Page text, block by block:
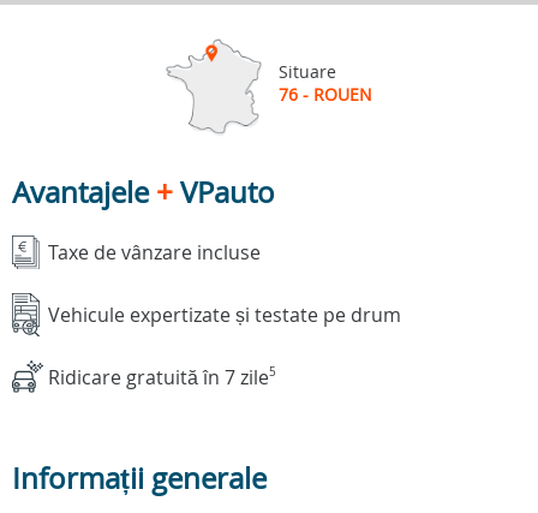
Situare
76 - ROUEN
Avantajele+VPauto
Taxe de vânzare incluse
Vehicule expertizate și testate pe drum
Ridicare gratuită în 7 zile5
Informații generale